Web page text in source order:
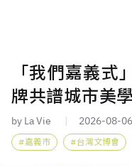
「我們嘉義
牌共譜城市美學
by La Vie 2026-08-06
嘉義市 台灣文博會